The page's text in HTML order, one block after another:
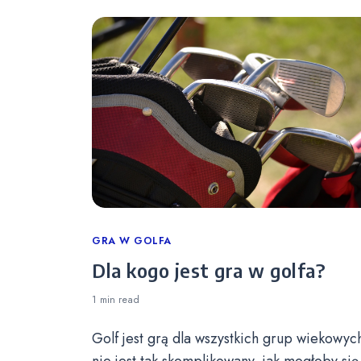
Categories
GRA W GOLFA
Dla kogo jest gra w golfa?
1 min read
Golf jest grą dla wszystkich grup